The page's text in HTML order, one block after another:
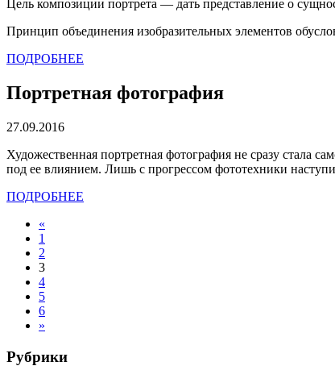
Цель композиции портрета — дать представление о
Принцип объединения изобразительных элементов
ПОДРОБНЕЕ
Портретная фотография
27.09.2016
Художественная портретная фотография не сразу стала
под ее влиянием. Лишь с прогрессом фототехники
ПОДРОБНЕЕ
«
1
2
3
4
5
6
»
Рубрики